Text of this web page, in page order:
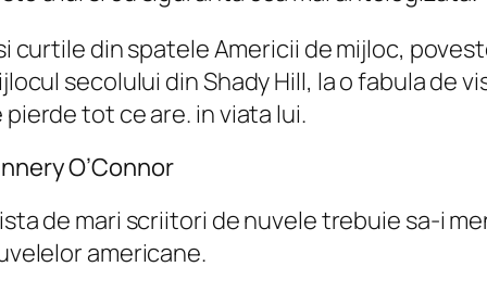
curtile din spatele Americii de mijloc,
secolului din Shady Hill, la o fabula de
tot ce are. in viata lui.
O’Connor
de mari scriitori de nuvele trebuie sa-i
americane.